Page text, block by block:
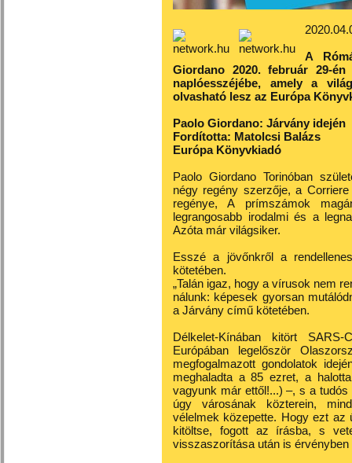
A
Giordano 2020. február 29-
naplóesszéjébe, amely a
olvasható lesz az Európa
Paolo Giordano: Járvány idején
Fordította: Matolcsi Balázs
Európa Könyvkiadó
Paolo Giordano Torinóban
négy regény szerzője, a
regénye, A prímszámok
legrangosabb irodalmi és a
Azóta már világsiker.
Esszé a jövőnkről a
kötetében.
„Talán igaz, hogy a vírusok nem
nálunk: képesek gyorsan
a Járvány című kötetében.
Délkelet-Kínában kitört
Európában legelőször
megfogalmazott gondolatok
meghaladta a 85 ezret, a
vagyunk már ettől!...) –, s a
úgy városának közterein,
vélelmek közepette. Hogy ezt az
kitöltse, fogott az írásba, s
visszaszorítása után is érvényben